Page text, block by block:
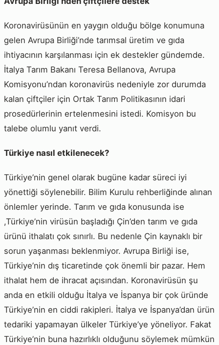
Koronavirüsünün en yaygın olduğu bölge konumuna
gelen Avrupa Birliği’nde tarımsal üretim ve gıda
ihtiyacının karşılanması için ek destekler gündemde.
İtalya Tarım Bakanı Teresa Bellanova, Avrupa
Komisyonu’ndan koronavirüs nedeniyle zor durumda
kalan çiftçiler için Ortak Tarım Politikasının idari
prosedürlerinin ertelenmesini istedi. Komisyon bu
talebe olumlu yanıt verdi.
Türkiye nasıl etkilenecek?
Türkiye’nin genel olarak bugüne kadar süreci iyi
yönettiği söylenebilir. Bilim Kurulu rehberliğinde alınan
önlemler yerinde. Tarım ve gıda konusunda ise
,Türkiye’nin virüsün başladığı Çin’den tarım ve gıda
ürünü ithalatı çok sınırlı. Bu nedenle Çin kaynaklı bir
sorun yaşanması beklenmiyor. Avrupa Birliği ise,
Türkiye’nin dış ticaretinde çok önemli bir pazar. Hem
ithalat hem de ihracat açısından. Koronavirüsün şu
anda en etkili olduğu İtalya ve İspanya bir çok üründe
Türkiye’nin en ciddi rakipleri. İtalya ve İspanya’dan ürün
tedariki yapamayan ülkeler Türkiye’ye yöneliyor. Fakat
Türkiye’nin buna hazırlıklı olduğunu söylemek mümkün